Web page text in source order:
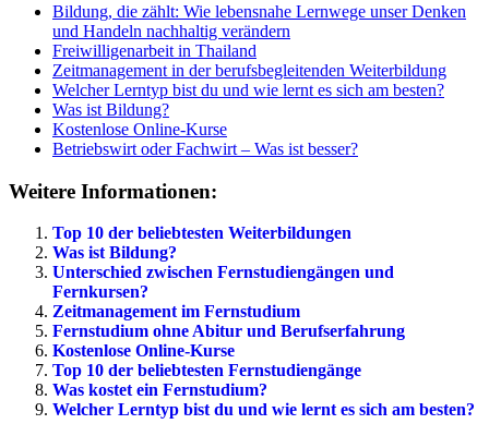
Bildung, die zählt: Wie lebensnahe Lernwege unser Denken
und Handeln nachhaltig verändern
Freiwilligenarbeit in Thailand
Zeitmanagement in der berufsbegleitenden Weiterbildung
Welcher Lerntyp bist du und wie lernt es sich am besten?
Was ist Bildung?
Kostenlose Online-Kurse
Betriebswirt oder Fachwirt – Was ist besser?
Weitere Informationen:
Top 10 der beliebtesten Weiterbildungen
Was ist Bildung?
Unterschied zwischen Fernstudiengängen und
Fernkursen?
Zeitmanagement im Fernstudium
Fernstudium ohne Abitur und Berufserfahrung
Kostenlose Online-Kurse
Top 10 der beliebtesten Fernstudiengänge
Was kostet ein Fernstudium?
Welcher Lerntyp bist du und wie lernt es sich am besten?